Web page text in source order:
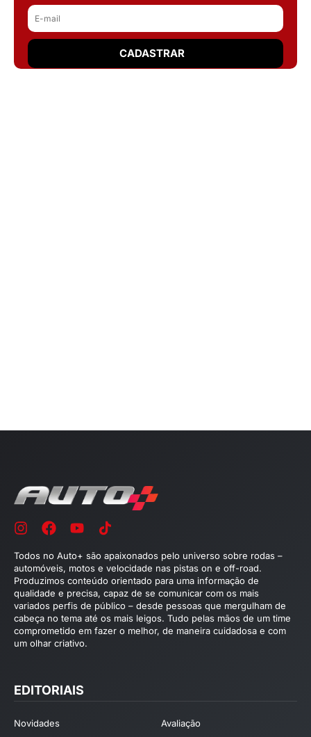
Todos no Auto+ são apaixonados pelo universo sobre rodas –
automóveis, motos e velocidade nas pistas on e off-road.
Produzimos conteúdo orientado para uma informação de
qualidade e precisa, capaz de se comunicar com os mais
variados perfis de público – desde pessoas que mergulham de
cabeça no tema até os mais leigos. Tudo pelas mãos de um time
comprometido em fazer o melhor, de maneira cuidadosa e com
um olhar criativo.
EDITORIAIS
Novidades Avaliação